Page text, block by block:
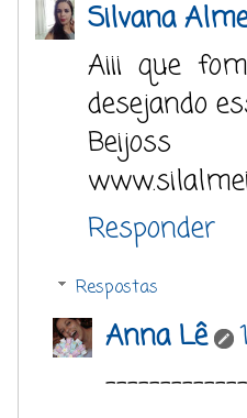
Silvana
Aiii que
desejando
Beijoss
Responder
Respostas
Anna Lê